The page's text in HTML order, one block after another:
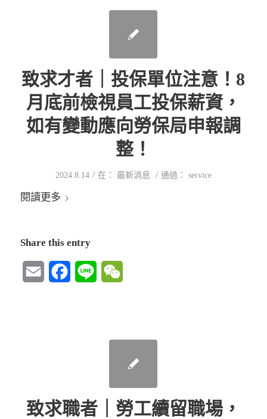
致求才者｜投保單位注意！8
月底前檢視員工投保薪資，
如有變動應向勞保局申報調
整！
2024.8.14 / 在： 最新消息 / 通過： service
閱讀更多
Share this entry
Email FacebookLine
致求職者｜勞工續留職場，